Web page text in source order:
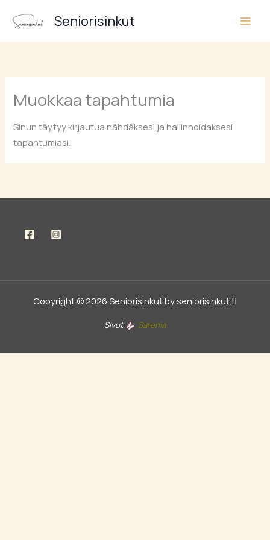
sisältöön
Seniorisinkut
Muokkaa tapahtumia
Sinun täytyy kirjautua nähdäksesi ja hallinnoidaksesi
tapahtumiasi.
Copyright © 2026 Seniorisinkut by seniorisinkut.fi
Sivut Sarenia